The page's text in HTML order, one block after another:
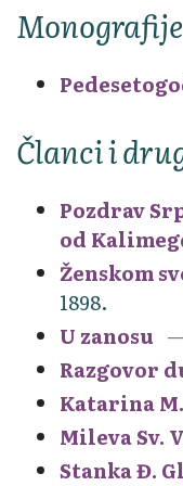
Monografije
Članci i
Pozdrav
od
Ženskom
1898.
U zanosu
Razgovor
Katarina
Mileva Sv.
Stanka Đ.